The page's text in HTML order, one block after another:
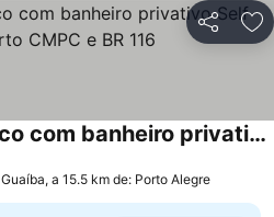
Compartir
110 Quarto econômico com banheiro privativo Self check in perto CMPC e BR 116
Guaíba, a 15.5 km de: Porto Alegre